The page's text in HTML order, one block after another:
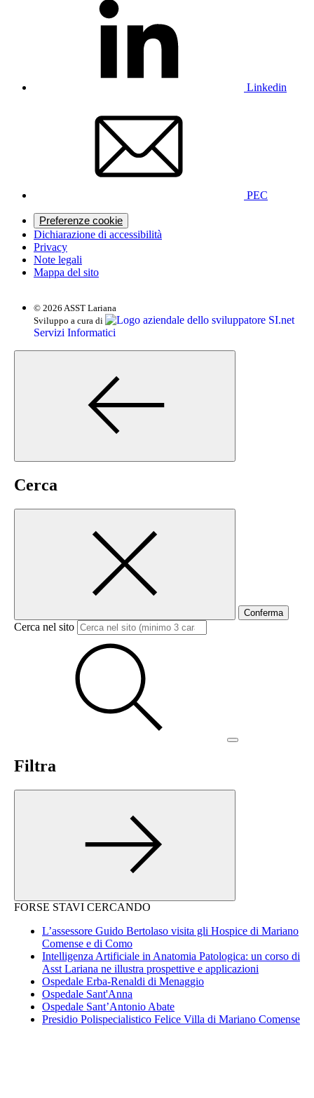
Linkedin
PEC
Preferenze cookie
Dichiarazione di accessibilità
Privacy
Note legali
Mappa del sito
© 2026 ASST Lariana
Sviluppo a cura di
SI.net
Servizi Informatici
Cerca
Conferma
Cerca nel sito
Filtra
FORSE STAVI CERCANDO
L’assessore Guido Bertolaso visita gli Hospice di Mariano
Comense e di Como
Intelligenza Artificiale in Anatomia Patologica: un corso di
Asst Lariana ne illustra prospettive e applicazioni
Ospedale Erba-Renaldi di Menaggio
Ospedale Sant'Anna
Ospedale Sant’Antonio Abate
Presidio Polispecialistico Felice Villa di Mariano Comense